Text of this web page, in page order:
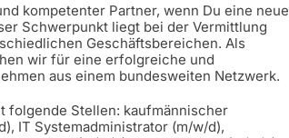
kompetenter Partner, wenn Du eine neue
Schwerpunkt liegt bei der Vermittlung
Geschäftsbereichen. Als
wir für eine erfolgreiche und
aus einem bundesweiten Netzwerk.
folgende Stellen: kaufmännischer
IT Systemadministrator (m/w/d),